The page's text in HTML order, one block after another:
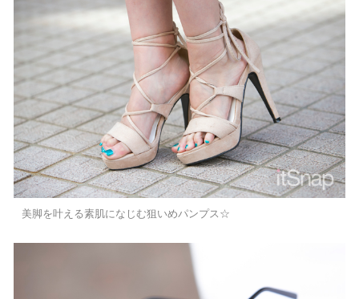
美脚を叶える素肌になじむ狙いめパンプス☆